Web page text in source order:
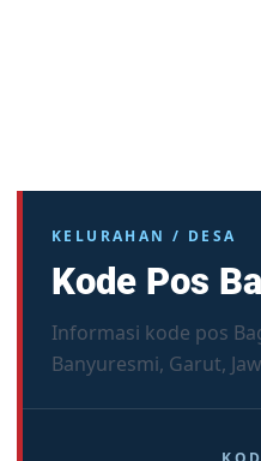
KELURAHAN / DESA
Kode Pos
Informasi kode pos
Banyuresmi, Garut,